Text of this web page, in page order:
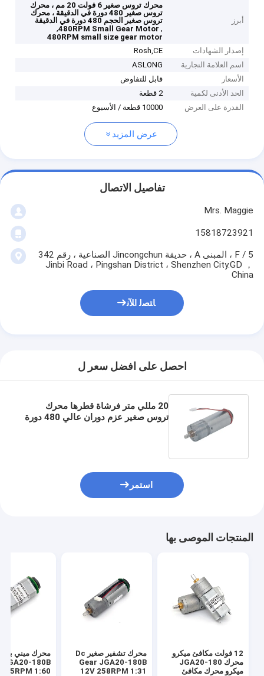
أبرز
محرك تروس صغير 6 فولت 20 مم ، محرك
تروس صغير 480 دورة في الدقيقة ، محرك
تروس صغير الحجم 480 دورة في الدقيقة
,
480RPM Small Gear Motor
,
480RPM small size gear motor
إصدار الشهادات
Rosh,CE
اسم العلامة التجارية
ASLONG
الأسعار
قابل للتفاوض
الحد الأدنى لكمية
2 قطعة
القدرة على العرض
10000 قطعة / الأسبوع
عرض المزيد
تفاصيل الاتصال
Mrs. Maggie
15818723921
5 / F ، المبنى A ، حديقة Jincongchun الصناعية ، رقم 342
Jinbi Road ، Pingshan District ، Shenzhen City.GD ，
China
ﺎﺘﺼﻟ ﺍﻶﻧ
احصل على افضل سعر ل
20 مللي متر فرشاة قطرها محرك
تروس صغير عزم دوران عالي 480 دورة
استمر
المنتجات الموصى بها
12 فولت مكافئ ميكرو
محرك JGA20-180
ميكرو محرك مكافئ
محرك تشفير صغير Dc
Gear JGA20-180B
12V 258RPM 1:31
JGA20-180B
1:60